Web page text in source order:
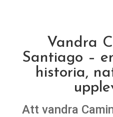
Vandra
Santiago –
historia,
Att vandra